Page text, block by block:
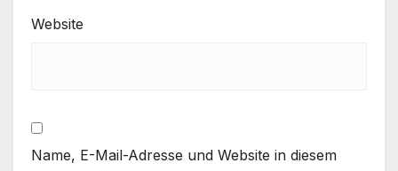
Website
Name, E-Mail-Adresse und Website in diesem